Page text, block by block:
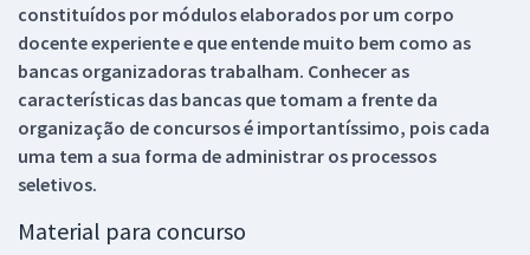
constituídos por módulos elaborados por um corpo
docente experiente e que entende muito bem como as
bancas organizadoras trabalham. Conhecer as
características das bancas que tomam a frente da
organização de concursos é importantíssimo, pois cada
uma tem a sua forma de administrar os processos
seletivos.
Material para concurso